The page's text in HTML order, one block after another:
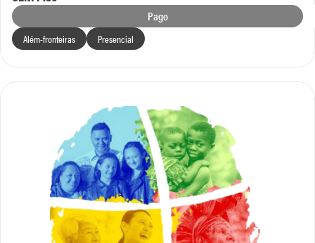
Pago
Além-fronteiras Presencial